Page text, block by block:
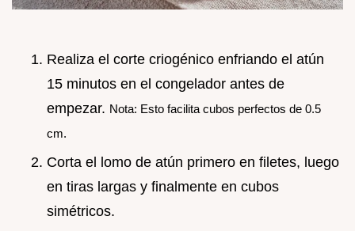
Realiza el corte criogénico enfriando el atún
15 minutos en el congelador antes de
empezar. Nota: Esto facilita cubos perfectos de 0.5
cm.
Corta el lomo de atún primero en filetes, luego
en tiras largas y finalmente en cubos
simétricos.